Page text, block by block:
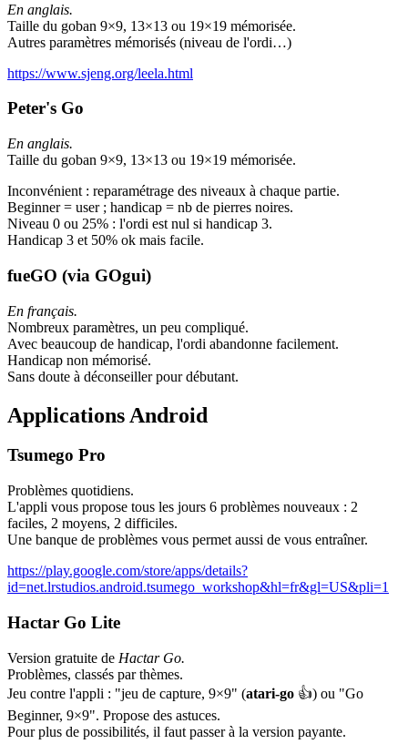
En anglais.
Taille du goban 9×9, 13×13 ou 19×19 mémorisée.
Autres paramètres mémorisés (niveau de l'ordi…)
https://www.sjeng.org/leela.html
Peter's Go
En anglais.
Taille du goban 9×9, 13×13 ou 19×19 mémorisée.
Inconvénient : reparamétrage des niveaux à chaque partie.
Beginner = user ; handicap = nb de pierres noires.
Niveau 0 ou 25% : l'ordi est nul si handicap 3.
Handicap 3 et 50% ok mais facile.
fueGO (via GOgui)
En français.
Nombreux paramètres, un peu compliqué.
Avec beaucoup de handicap, l'ordi abandonne facilement.
Handicap non mémorisé.
Sans doute à déconseiller pour débutant.
Applications Android
Tsumego Pro
Problèmes quotidiens.
L'appli vous propose tous les jours 6 problèmes nouveaux : 2
faciles, 2 moyens, 2 difficiles.
Une banque de problèmes vous permet aussi de vous entraîner.
https://play.google.com/store/apps/details?
id=net.lrstudios.android.tsumego_workshop&hl=fr&gl=US&pli=1
Hactar Go Lite
Version gratuite de Hactar Go.
Problèmes, classés par thèmes.
Jeu contre l'appli : "jeu de capture, 9×9" (atari-go 👍) ou "Go
Beginner, 9×9". Propose des astuces.
Pour plus de possibilités, il faut passer à la version payante.